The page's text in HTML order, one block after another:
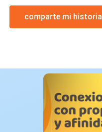
comparte mi historia